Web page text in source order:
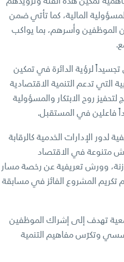
المالية، كما تأتي ضمن
الموظفين وأسرهم، بما يواكب
لرؤية الدائرة في تمكين
التي تدعم التنمية الاقتصادية
روح الابتكار والمسؤولية
فاعلين في المستقبل.
تعريفية لدور الإدارات الخدمية كالرقابة
متنوعة في الاقتصاد
وورش تعريفية عن رخصة مسار
تكريم المشروع الفائز في مسابقة
تهدف إلى إشراك الموظفين
وتكرّس مفاهيم التنمية